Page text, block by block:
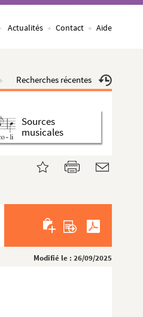
Actualités Contact Aide
Recherches récentes
Sources
musicales
Modifié le : 26/09/2025